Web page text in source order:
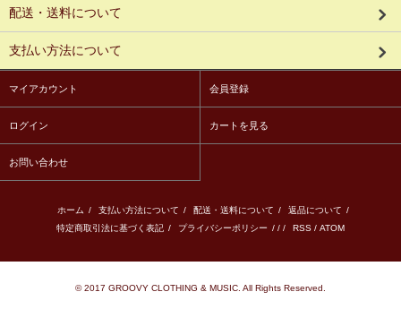
配送・送料について
支払い方法について
マイアカウント 会員登録
ログイン カートを見る
お問い合わせ
ホーム / 支払い方法について / 配送・送料について / 返品について /
特定商取引法に基づく表記 / プライバシーポリシー / / / RSS / ATOM
© 2017 GROOVY CLOTHING & MUSIC. All Rights Reserved.